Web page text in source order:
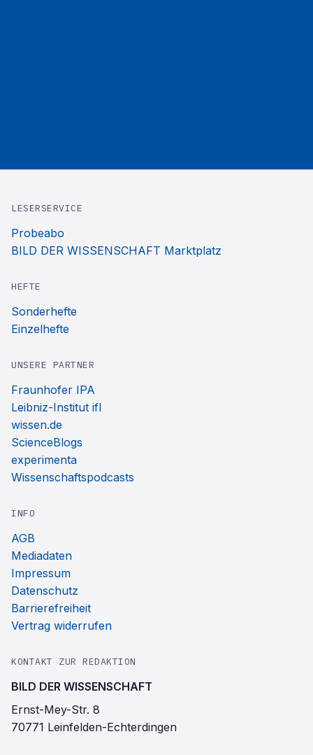
LESERSERVICE
Probeabo
BILD DER WISSENSCHAFT Marktplatz
HEFTE
Sonderhefte
Einzelhefte
UNSERE PARTNER
Fraunhofer IPA
Leibniz-Institut ifl
wissen.de
ScienceBlogs
experimenta
Wissenschaftspodcasts
INFO
AGB
Mediadaten
Impressum
Datenschutz
Barrierefreiheit
Vertrag widerrufen
KONTAKT ZUR REDAKTION
BILD DER WISSENSCHAFT
Ernst-Mey-Str. 8
70771 Leinfelden-Echterdingen